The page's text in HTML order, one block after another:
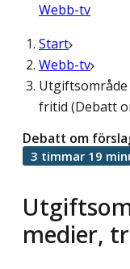
Webb-tv
Start
Webb-tv
fritid (Debatt
medier,
Debatt om
3 timmar 19